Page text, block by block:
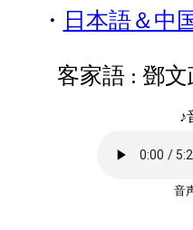
・ 日本語＆中
客家語 : 鄧文
♪